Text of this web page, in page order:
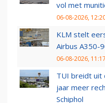
vol met
06-08-2026,
KLM stelt
Airbus A350-
06-08-2026, 11:17
TUI breidt uit
jaar meer
Schiphol